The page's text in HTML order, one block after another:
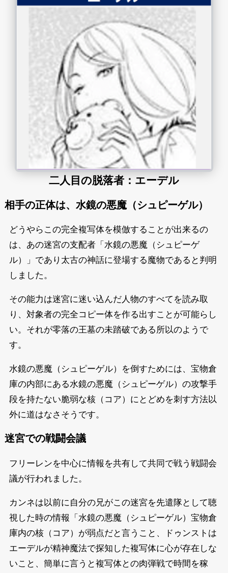
二人目の脱落者：エーデル
相手の正体は、水鏡の悪魔（シュピーゲル）
どうやらこの完全複写体を模倣することが出来るの
は、あの迷宮の支配者「水鏡の悪魔（シュピーゲ
ル）」であり太古の神話に登場する魔物であると判明
しました。
その能力は迷宮に迷い込んだ人物のすべてを読み取
り、対象者の完全コピー体を作る出すことが可能らし
い。それが零落の王墓の未踏破である所以のようで
す。
水鏡の悪魔（シュピーゲル）を倒すためには、宝物倉
庫の内部にある水鏡の悪魔（シュピーゲル）の攻撃手
段を持たない脆弱な核（コア）にとどめを刺す方法以
外に道はなさそうです。
迷宮での戦闘会議
フリーレンを中心に情報を共有して共同で戦う戦闘会
議が行われました。
カンネは以前に自分の兄がこの迷宮を先遣隊として聴
視した時の情報「水鏡の悪魔（シュピーゲル）宝物倉
庫内の核（コア）が弱点だと言うこと、ドゥンストは
エーデルが精神魔法で探知した複写体に心が存在しな
いこと、簡単に言うと複写体との肉弾戦で時間を稼